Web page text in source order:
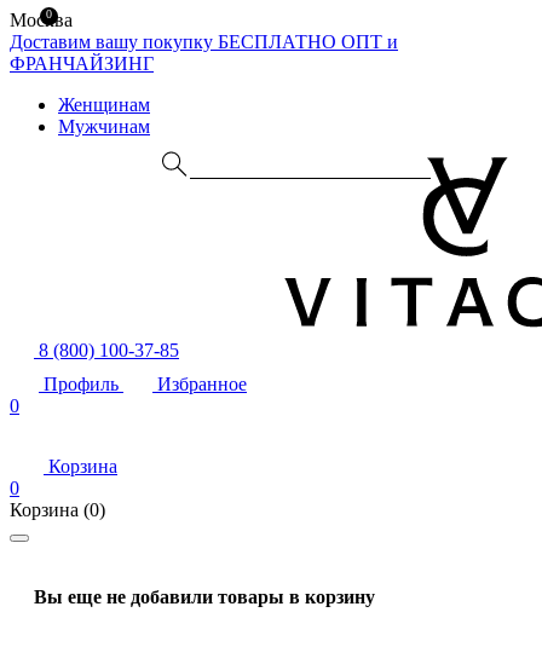
Москва
Доставим вашу покупку БЕСПЛАТНО ОПТ и
ФРАНЧАЙЗИНГ
Женщинам
Мужчинам
8 (800) 100-37-85
Профиль
Избранное
0
Корзина
0
Корзина (0)
Вы еще не добавили товары в корзину
0